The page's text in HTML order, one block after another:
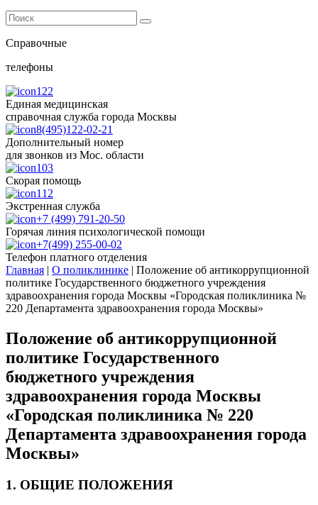
Справочные
телефоны
122
Единая медицинская
справочная служба города Москвы
8(495)122-02-21
Дополнительный номер
для звонков из Мос. области
103
Скорая помощь
112
Экстренная служба
+7 (499) 791-20-50
Горячая линия психологической помощи
+7(499) 255-00-02
Телефон платного отделения
Главная | О поликлинике | Положение об антикоррупционной
политике Государственного бюджетного учреждения
здравоохранения города Москвы «Городская поликлиника №
220 Департамента здравоохранения города Москвы»
Положение об антикоррупционной
политике Государственного
бюджетного учреждения
здравоохранения города Москвы
«Городская поликлиника № 220
Департамента здравоохранения города
Москвы»
1. ОБЩИЕ ПОЛОЖЕНИЯ